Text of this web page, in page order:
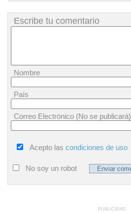
Escribe tu comentario
Nombre
País
Correo Electrónico (No se publicará)
Acepto las condiciones de uso
No soy un robot
PUBLICIDAD